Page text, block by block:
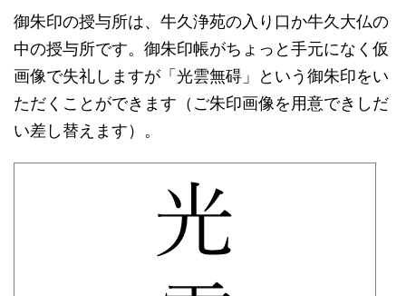
御朱印の授与所は、牛久浄苑の入り口か牛久大仏の
中の授与所です。御朱印帳がちょっと手元になく仮
画像で失礼しますが「光雲無碍」という御朱印をい
ただくことができます（ご朱印画像を用意できしだ
い差し替えます）。